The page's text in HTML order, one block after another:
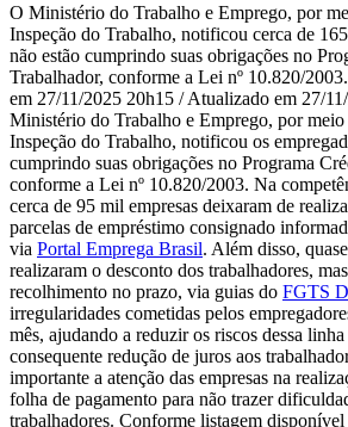
O Ministério do Trabalho e Emprego, por
Inspeção do Trabalho, notificou cerca de
não estão cumprindo suas obrigações no
Trabalhador, conforme a Lei nº 10.820/
em 27/11/2025 20h15 / Atualizado em 27/
Ministério do Trabalho e Emprego, por meio
Inspeção do Trabalho, notificou os
cumprindo suas obrigações no Programa
conforme a Lei nº 10.820/2003. Na
cerca de 95 mil empresas deixaram de
parcelas de empréstimo consignado
via Portal Emprega Brasil. Além disso,
realizaram o desconto dos trabalhadores,
recolhimento no prazo, via guias do FGTS
irregularidades cometidas pelos
mês, ajudando a reduzir os riscos dessa
consequente redução de juros aos
importante a atenção das empresas na
folha de pagamento para não trazer
trabalhadores. Conforme listagem